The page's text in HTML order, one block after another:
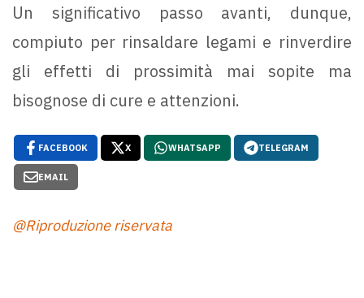
Un significativo passo avanti, dunque,
compiuto per rinsaldare legami e rinverdire
gli effetti di prossimità mai sopite ma
bisognose di cure e attenzioni.
FACEBOOK X WHATSAPP TELEGRAM
EMAIL
@Riproduzione riservata